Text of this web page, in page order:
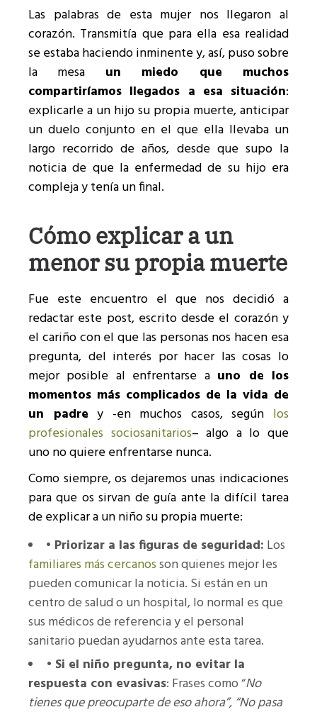
Las palabras de esta mujer nos llegaron al
corazón. Transmitía que para ella esa realidad
se estaba haciendo inminente y, así, puso sobre
la mesa un miedo que muchos
compartiríamos llegados a esa situación:
explicarle a un hijo su propia muerte, anticipar
un duelo conjunto en el que ella llevaba un
largo recorrido de años, desde que supo la
noticia de que la enfermedad de su hijo era
compleja y tenía un final.
Cómo explicar a un
menor su propia muerte
Fue este encuentro el que nos decidió a
redactar este post, escrito desde el corazón y
el cariño con el que las personas nos hacen esa
pregunta, del interés por hacer las cosas lo
mejor posible al enfrentarse a uno de los
momentos más complicados de la vida de
un padre y -en muchos casos, según los
profesionales sociosanitarios– algo a lo que
uno no quiere enfrentarse nunca.
Como siempre, os dejaremos unas indicaciones
para que os sirvan de guía ante la difícil tarea
de explicar a un niño su propia muerte:
• Priorizar a las figuras de seguridad: Los
familiares más cercanosson quienes mejor les
pueden comunicar la noticia. Si están en un
centro de salud o un hospital, lo normal es que
sus médicos de referencia y el personal
sanitario puedan ayudarnos ante esta tarea.
• Si el niño pregunta, no evitar la
respuesta con evasivas: Frases como “No
tienes que preocuparte de eso ahora”, “No pasa